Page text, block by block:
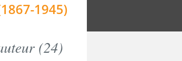
1945)
(24)